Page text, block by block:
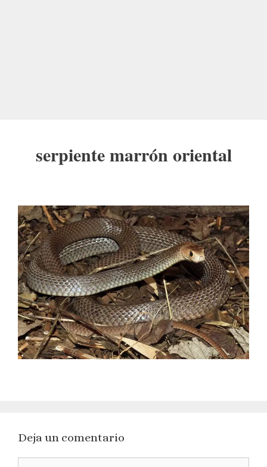
serpiente marrón oriental
Deja un comentario